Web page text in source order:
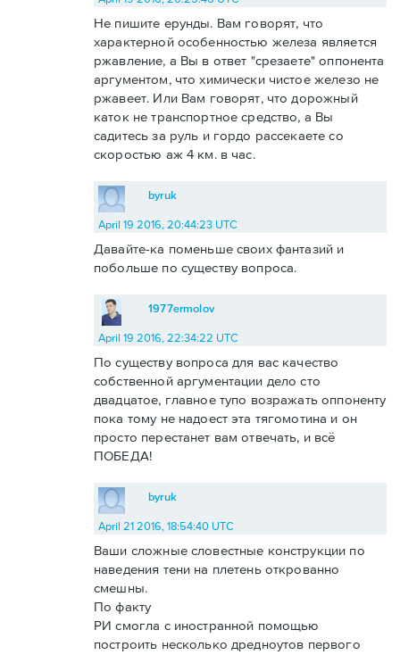
Не пишите ерунды. Вам говорят, что
характерной особенностью железа является
ржавление, а Вы в ответ "срезаете" оппонента
аргументом, что химически чистое железо не
ржавеет. Или Вам говорят, что дорожный
каток не транспортное средство, а Вы
садитесь за руль и гордо рассекаете со
скоростью аж 4 км. в час.
byruk
April 19 2016, 20:44:23 UTC
Давайте-ка поменьше своих фантазий и
побольше по существу вопроса.
1977ermolov
April 19 2016, 22:34:22 UTC
По существу вопроса для вас качество
собственной аргументации дело сто
двадцатое, главное тупо возражать оппоненту
пока тому не надоест эта тягомотина и он
просто перестанет вам отвечать, и всё
ПОБЕДА!
byruk
April 21 2016, 18:54:40 UTC
Ваши сложные словестные конструкции по
наведения тени на плетень открованно
смешны.
По факту
РИ смогла с иностранной помощью
построить несколько дредноутов первого